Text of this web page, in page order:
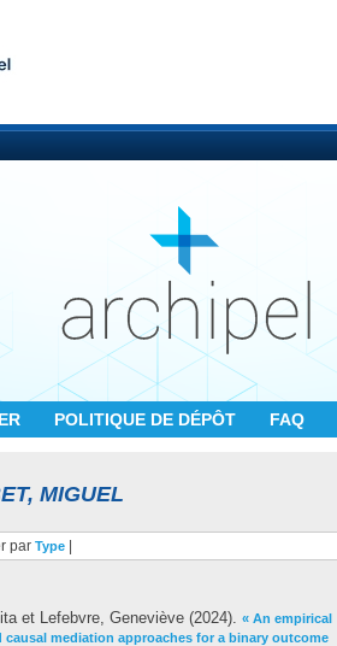
POLITIQUE DE DÉPÔT FAQ
MIGUEL
par Type
et Lefebvre, Geneviève (2024). « An empirical
mediation approaches for a binary outcome